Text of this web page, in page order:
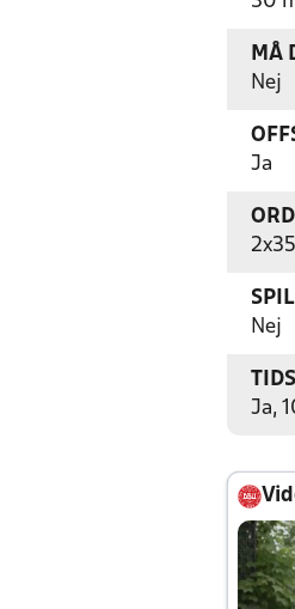
MÅ
Nej
Ja
Nej
Ja,